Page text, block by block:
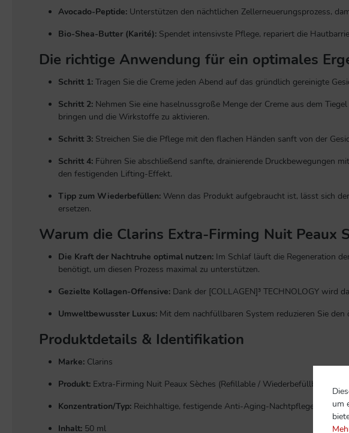
Avocado-Peptide: Unterstützen den nächtlichen Zellerneuerungsprozess,
Bio-Shea-Butter (Karité): Spendet intensivste Pflege, repariert die
Die richtige Anwendung für ein optimales
Schritt 1: Tragen Sie die Creme jeden Abend auf das gründlich gereinigte
Schritt 2: Nehmen Sie eine haselnussgroße Menge der Creme aus dem
bringen und die Wirkstoffe zu aktivieren.
Schritt 3: Streichen Sie die Pflege mit den flachen Händen sanft von der
Schritt 4: Führen Sie abschließend sanfte, drainierende Druckbewegungen
den festigenden Lifting-Effekt.
Tipp zum Wiederbefüllen: Wenn das Produkt aufgebraucht ist, lässt sich
ersetzen.
Warum die Clarins Extra-Firming Nuit
Die Kraft der Nachtruhe optimal nutzen: Im Schlaf läuft die Regeneration
benötigt, um diesen Prozess maximal zu unterstützen.
Gezielte Kollagen-Offensive: Dank der [COLLAGEN]³ TECHNOLOGY wird
Umweltbewusster Luxus: Mit dem nachfüllbaren System reduzieren Sie
Produktdetails & Identifikation
Marke: Clarins
Produkt: Extra-Firming Nuit Peaux Sèches (Refillable / Wiederbefüllbarer
Konzentration/Typ: Reichhaltige, festigende Anti-Aging-Nachtpflege
Inhalt: 50 ml
um